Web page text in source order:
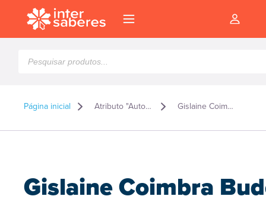
produtos
Página inicial Atributo "Autor" de produto Gislaine Coimbra Budel
Gislaine Coimbra